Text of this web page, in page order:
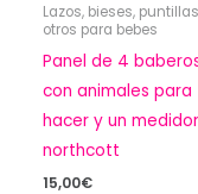
Lazos, bieses,
otros para bebes
Panel de 4
con animales para
hacer y un
northcott
15,00€